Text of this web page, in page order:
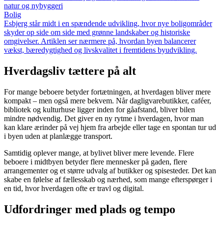
natur og nybyggeri
Bolig
Esbjerg står midt i en spændende udvikling, hvor nye boligområder
skyder op side om side med grønne landskaber og historiske
omgivelser. Artiklen ser nærmere på, hvordan byen balancerer
vækst, bæredygtighed og livskvalitet i fremtidens byudvikling.
Hverdagsliv tættere på alt
For mange beboere betyder fortætningen, at hverdagen bliver mere
kompakt – men også mere bekvem. Når dagligvarebutikker, caféer,
bibliotek og kulturhuse ligger inden for gåafstand, bliver bilen
mindre nødvendig. Det giver en ny rytme i hverdagen, hvor man
kan klare ærinder på vej hjem fra arbejde eller tage en spontan tur ud
i byen uden at planlægge transport.
Samtidig oplever mange, at bylivet bliver mere levende. Flere
beboere i midtbyen betyder flere mennesker på gaden, flere
arrangementer og et større udvalg af butikker og spisesteder. Det kan
skabe en følelse af fællesskab og nærhed, som mange efterspørger i
en tid, hvor hverdagen ofte er travl og digital.
Udfordringer med plads og tempo